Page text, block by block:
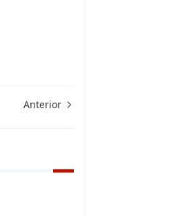
Anterior